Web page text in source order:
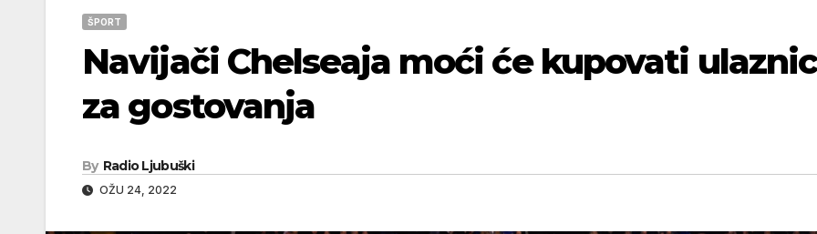
ŠPORT
Navijači Chelseaja moći će kupovati
za gostovanja
By Radio Ljubuški
OŽU 24, 2022